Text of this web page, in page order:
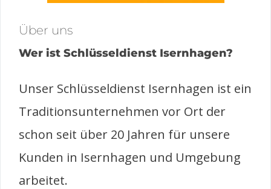
Über uns
Wer ist Schlüsseldienst Isernhagen?
Unser Schlüsseldienst Isernhagen ist ein
Traditionsunternehmen vor Ort der
schon seit über 20 Jahren für unsere
Kunden in Isernhagen und Umgebung
arbeitet.